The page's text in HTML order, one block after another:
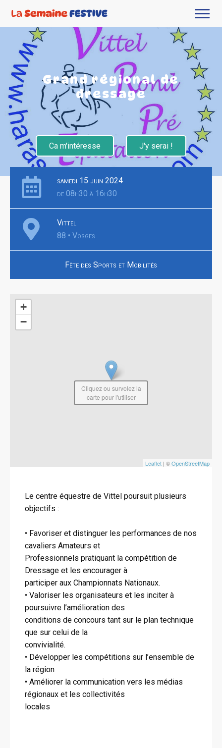
Grand régional de
dressage
Ca m'intéresse J'y serai !
samedi 15 juin 2024
de 08h30 à 16h30
Vittel
88 • Vosges
Fête des Sports et Mobilités
+
−
Leaflet | ©OpenStreetMap
Cliquez ou survolez la
carte pour l'utiliser
Le centre équestre de Vittel poursuit plusieurs
objectifs :
• Favoriser et distinguer les performances de nos
cavaliers Amateurs et
Professionnels pratiquant la compétition de
Dressage et les encourager à
participer aux Championnats Nationaux.
• Valoriser les organisateurs et les inciter à
poursuivre l’amélioration des
conditions de concours tant sur le plan technique
que sur celui de la
convivialité.
• Développer les compétitions sur l’ensemble de
la région
• Améliorer la communication vers les médias
régionaux et les collectivités
locales